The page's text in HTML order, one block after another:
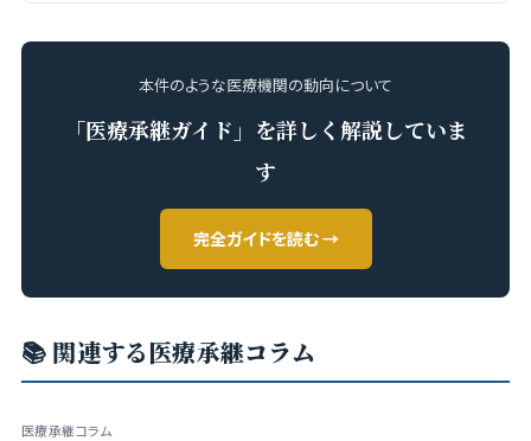
本件のような医療機関の動向について
「医療承継ガイド」を詳しく解説していま
す
完全ガイドを読む →
📚 関連する医療承継コラム
医療承継コラム